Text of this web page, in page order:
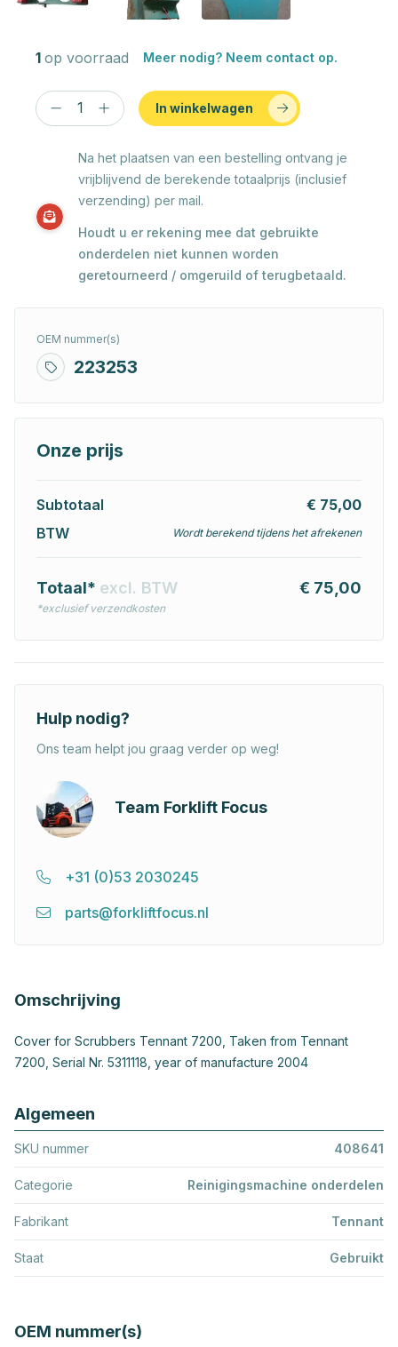
1 op voorraad Meer nodig? Neem contact op.
In winkelwagen
Na het plaatsen van een bestelling ontvang je
vrijblijvend de berekende totaalprijs (inclusief
verzending) per mail.
Houdt u er rekening mee dat gebruikte
onderdelen niet kunnen worden
geretourneerd / omgeruild of terugbetaald.
OEM nummer(s)
223253
Onze prijs
Subtotaal
€ 75,00
BTW
Wordt berekend tijdens het afrekenen
Totaal* excl. BTW
*exclusief verzendkosten
€ 75,00
Hulp nodig?
Ons team helpt jou graag verder op weg!
Team Forklift Focus
+31 (0)53 2030245
parts@forkliftfocus.nl
Omschrijving
Cover for Scrubbers Tennant 7200, Taken from Tennant
7200, Serial Nr. 5311118, year of manufacture 2004
Algemeen
SKU nummer 408641
Categorie Reinigingsmachine onderdelen
Fabrikant Tennant
Staat Gebruikt
OEM nummer(s)